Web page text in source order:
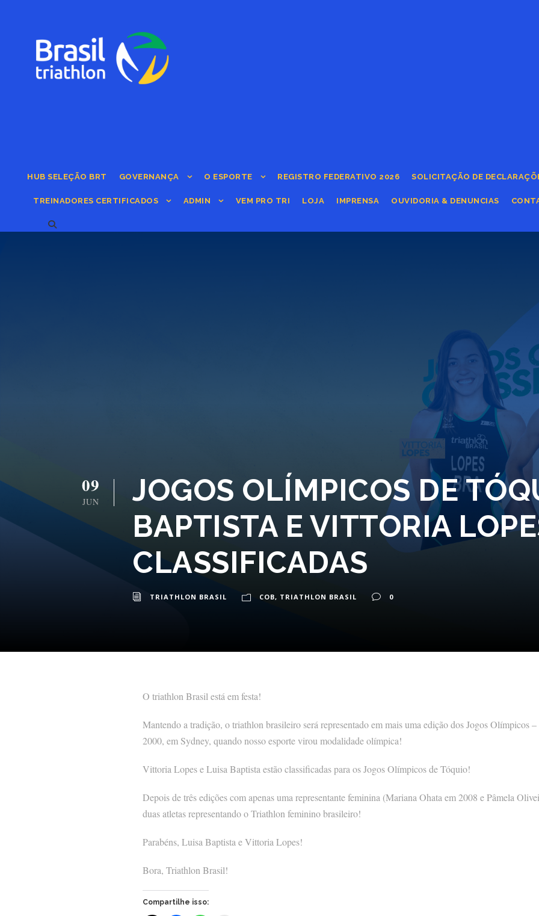
HUB SELEÇÃO BRT GOVERNANÇA O ESPORTE REGISTRO FEDERATIVO 2026 SOLICITAÇÃO DE
TREINADORES CERTIFICADOS ADMIN VEM PRO TRI LOJA IMPRENSA OUVIDORIA & DENUNCIAS
09
JUN
JOGOS OLÍMPICOS DE
BAPTISTA E VITTORIA
CLASSIFICADAS
TRIATHLON BRASIL COB, TRIATHLON BRASIL 0
O triathlon Brasil está em festa!
Mantendo a tradição, o triathlon brasileiro será representado em mais uma edição dos Jogos Olímpicos
2000, em Sydney, quando nosso esporte virou modalidade olímpica!
Vittoria Lopes e Luisa Baptista estão classificadas para os Jogos Olímpicos de Tóquio!
Depois de três edições com apenas uma representante feminina (Mariana Ohata em 2008 e Pâmela
duas atletas representando o Triathlon feminino brasileiro!
Parabéns, Luisa Baptista e Vittoria Lopes!
Bora, Triathlon Brasil!
Compartilhe isso: